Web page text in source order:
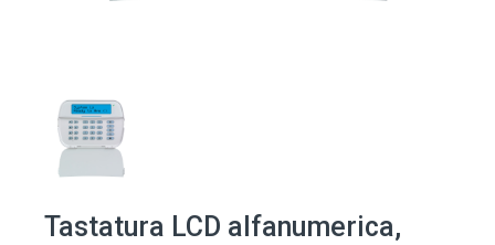
Tastatura LCD alfanumerica,